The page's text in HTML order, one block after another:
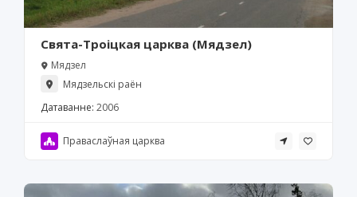
Свята-Троіцкая царква (Мядзел)
Мядзел
Мядзельскі раён
Датаванне: 2006
Праваслаўная царква